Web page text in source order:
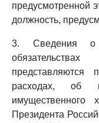
предусмотренной
должность,
3. Сведения о
представляются
расходах, об
имущественного
Президента